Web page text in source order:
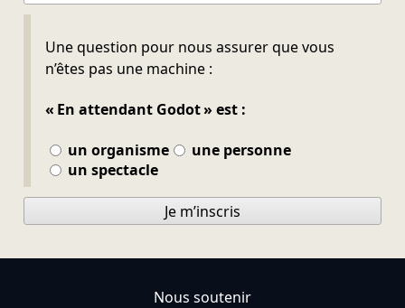
Une question pour nous assurer que vous
n’êtes pas une machine :
« En attendant Godot » est :
un organisme
une personne
un spectacle
Ne pas remplir
Je m’inscris
Nous soutenir